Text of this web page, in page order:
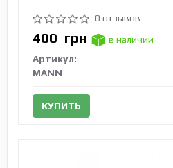
0 отзывов
400 грн
в наличии
Артикул:
MANN
КУПИТЬ